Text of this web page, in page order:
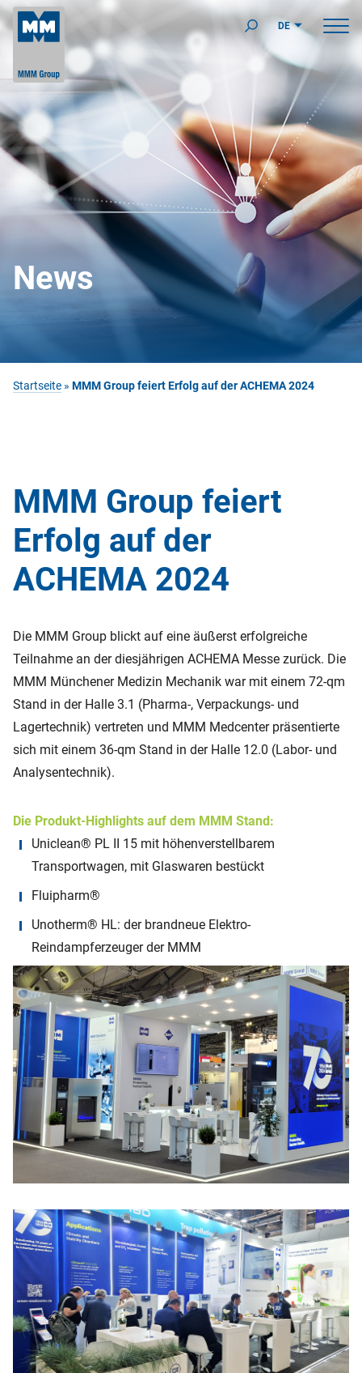
DE
News
Startseite » MMM Group feiert Erfolg auf der ACHEMA 2024
MMM Group feiert
Erfolg auf der
ACHEMA 2024
Die MMM Group blickt auf eine äußerst erfolgreiche
Teilnahme an der diesjährigen ACHEMA Messe zurück. Die
MMM Münchener Medizin Mechanik war mit einem 72-qm
Stand in der Halle 3.1 (Pharma-, Verpackungs- und
Lagertechnik) vertreten und MMM Medcenter präsentierte
sich mit einem 36-qm Stand in der Halle 12.0 (Labor- und
Analysentechnik).
Die Produkt-Highlights auf dem MMM Stand:
Uniclean® PL II 15 mit höhenverstellbarem
Transportwagen, mit Glaswaren bestückt
Fluipharm®
Unotherm® HL: der brandneue Elektro-
Reindampferzeuger der MMM